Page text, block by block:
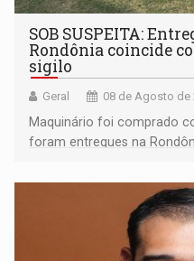
SOB SUSPEITA:
Rondônia coincide
sigilo
Geral 08 de Agosto de
Maquinário foi comprado
foram entregues na